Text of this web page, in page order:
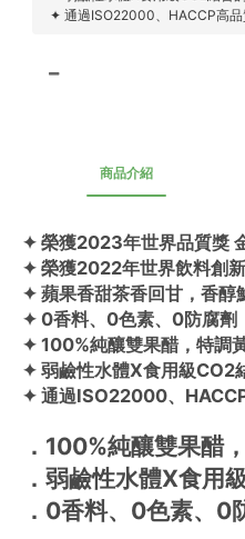
✦ 通過ISO22000、HACCP高品
商品介紹
✦ 榮獲2023年世界品質獎
✦ 榮獲2022年世界飲料創
✦ 蘋果香甜茶香回甘，香醇
✦ 0香料、0色素、0防腐劑
✦ 100%純釀雙果醋，特調
✦ 弱鹼性水體X食用級CO2
✦ 通過ISO22000、
．100%純釀雙果醋
．弱鹼性水體X食用
．0香料、0色素、0